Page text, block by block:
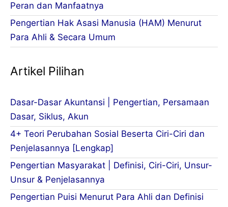
Peran dan Manfaatnya
Pengertian Hak Asasi Manusia (HAM) Menurut
Para Ahli & Secara Umum
Artikel Pilihan
Dasar-Dasar Akuntansi | Pengertian, Persamaan
Dasar, Siklus, Akun
4+ Teori Perubahan Sosial Beserta Ciri-Ciri dan
Penjelasannya [Lengkap]
Pengertian Masyarakat | Definisi, Ciri-Ciri, Unsur-
Unsur & Penjelasannya
Pengertian Puisi Menurut Para Ahli dan Definisi